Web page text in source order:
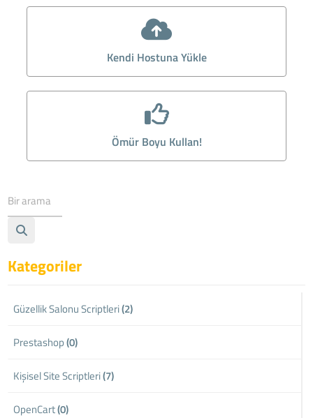
Kendi Hostuna Yükle
Ömür Boyu Kullan!
Kategoriler
Güzellik Salonu Scriptleri(2)
Prestashop(0)
Kişisel Site Scriptleri(7)
OpenCart(0)